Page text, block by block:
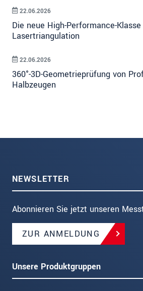
Die neue High-Performance-
Lasertriangulation
22.06.2026
360°-3D-Geometrieprüfung von
Halbzeugen
22.06.2026
NEWSLETTER
Abonnieren Sie jetzt unseren
ZUR ANMELDUNG
Unsere Produktgruppen